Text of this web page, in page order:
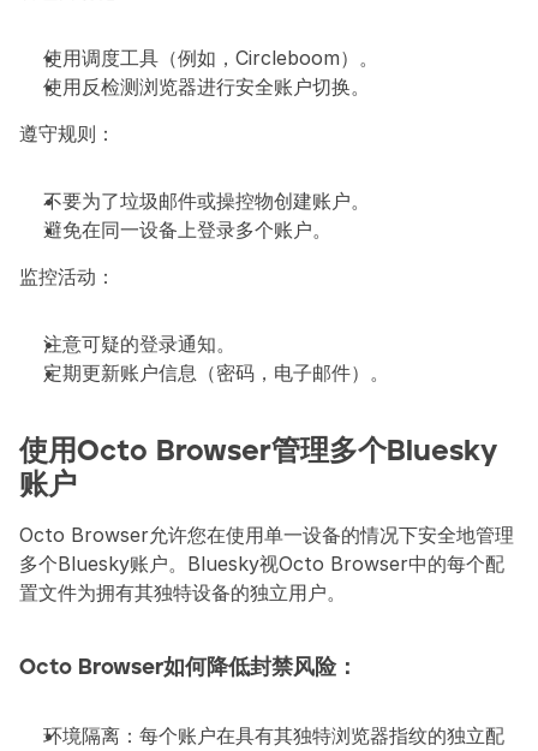
使用调度工具（例如，Circleboom）。
使用反检测浏览器进行安全账户切换。
遵守规则：
不要为了垃圾邮件或操控物创建账户。
避免在同一设备上登录多个账户。
监控活动：
注意可疑的登录通知。
定期更新账户信息（密码，电子邮件）。
使用Octo Browser管理多个Bluesky
账户
Octo Browser允许您在使用单一设备的情况下安全地管理
多个Bluesky账户。Bluesky视Octo Browser中的每个配
置文件为拥有其独特设备的独立用户。
Octo Browser如何降低封禁风险：
环境隔离：每个账户在具有其独特浏览器指纹的独立配